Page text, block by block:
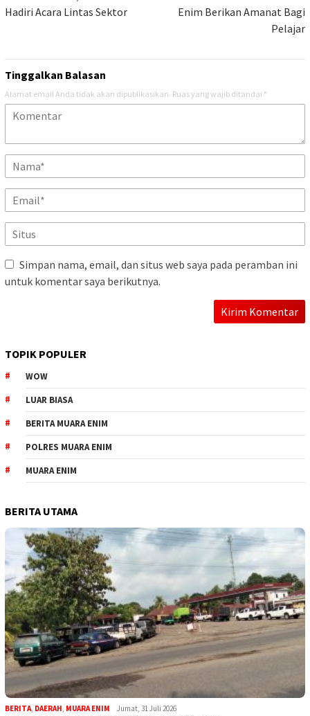
Hadiri Acara Lintas Sektor
Enim Berikan Amanat Bagi
Pelajar
Tinggalkan Balasan
Alamat email Anda tidak akan dipublikasikan. Ruas yang wajib ditandai *
Simpan nama, email, dan situs web saya pada peramban ini
untuk komentar saya berikutnya.
TOPIK POPULER
WOW
LUAR BIASA
BERITA MUARA ENIM
POLRES MUARA ENIM
MUARA ENIM
BERITA UTAMA
BERITA, DAERAH, MUARA ENIM Jumat, 31 Juli 2026